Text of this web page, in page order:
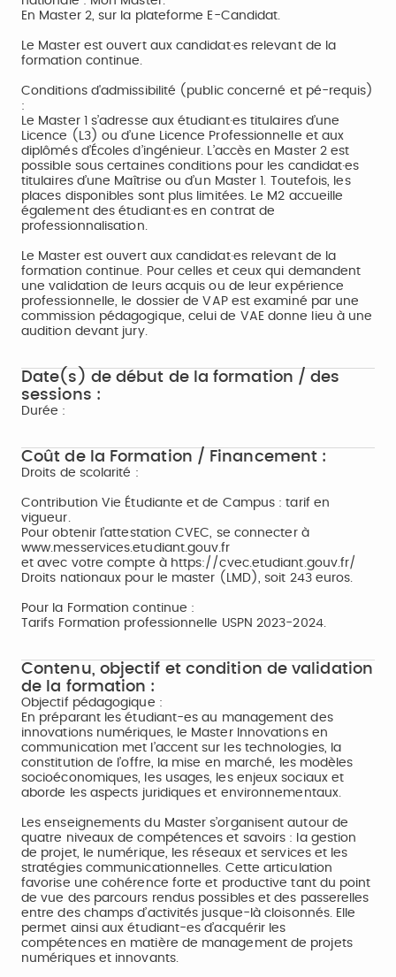
En Master 2, sur la plateforme E-Candidat.
Le Master est ouvert aux candidat·es relevant de la
formation continue.
Conditions d'admissibilité (public concerné et pé-requis)
:
Le Master 1 s’adresse aux étudiant·es titulaires d’une
Licence (L3) ou d’une Licence Professionnelle et aux
diplômés d’Écoles d’ingénieur. L’accès en Master 2 est
possible sous certaines conditions pour les candidat·es
titulaires d’une Maîtrise ou d’un Master 1. Toutefois, les
places disponibles sont plus limitées. Le M2 accueille
également des étudiant·es en contrat de
professionnalisation.
Le Master est ouvert aux candidat·es relevant de la
formation continue. Pour celles et ceux qui demandent
une validation de leurs acquis ou de leur expérience
professionnelle, le dossier de VAP est examiné par une
commission pédagogique, celui de VAE donne lieu à une
audition devant jury.
Date(s) de début de la formation / des
sessions :
Durée :
Coût de la Formation / Financement :
Droits de scolarité :
Contribution Vie Étudiante et de Campus : tarif en
vigueur.
Pour obtenir l’attestation CVEC, se connecter à
www.messervices.etudiant.gouv.fr
et avec votre compte à https://cvec.etudiant.gouv.fr/
Droits nationaux pour le master (LMD), soit 243 euros.
Pour la Formation continue :
Tarifs Formation professionnelle USPN 2023-2024.
Contenu, objectif et condition de validation
de la formation :
Objectif pédagogique :
En préparant les étudiant-es au management des
innovations numériques, le Master Innovations en
communication met l’accent sur les technologies, la
constitution de l’offre, la mise en marché, les modèles
socioéconomiques, les usages, les enjeux sociaux et
aborde les aspects juridiques et environnementaux.
Les enseignements du Master s’organisent autour de
quatre niveaux de compétences et savoirs : la gestion
de projet, le numérique, les réseaux et services et les
stratégies communicationnelles. Cette articulation
favorise une cohérence forte et productive tant du point
de vue des parcours rendus possibles et des passerelles
entre des champs d’activités jusque-là cloisonnés. Elle
permet ainsi aux étudiant-es d’acquérir les
compétences en matière de management de projets
numériques et innovants.